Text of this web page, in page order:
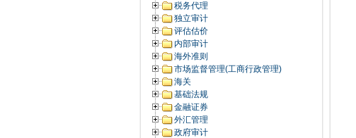
税务代理
独立审计
评估估价
内部审计
海外准则
市场监督管理(工商行政管理)
海关
基础法规
金融证券
外汇管理
政府审计